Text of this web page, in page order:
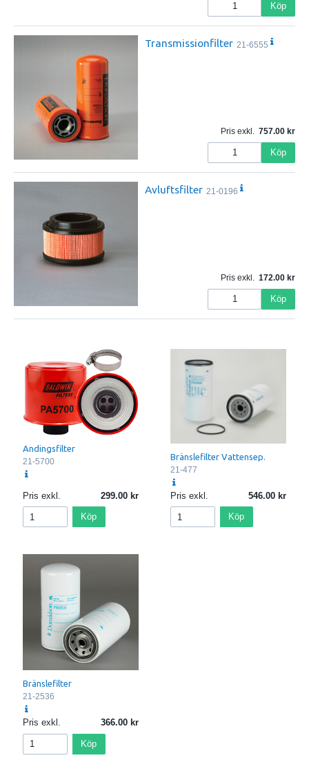
Köp
Transmissionfilter 21-6555
Pris exkl. 757.00
Köp
Avluftsfilter 21-0196
Pris exkl. 172.00
Köp
Andingsfilter
21-5700
Pris exkl. 299.00
Köp
Bränslefilter Vattensep.
21-477
Pris exkl. 546.00
Köp
Bränslefilter
21-2536
Pris exkl. 366.00
Köp